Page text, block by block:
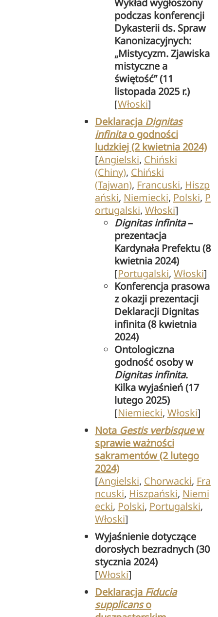
Wykład wygłoszony
podczas konferencji
Dykasterii ds. Spraw
Kanonizacyjnych:
„Mistycyzm. Zjawiska
mistyczne a
świętość” (11
listopada 2025 r.)
[Włoski]
Deklaracja Dignitas
infinitao godności
ludzkiej (2 kwietnia 2024)
[Angielski, Chiński
(Chiny), Chiński
(Tajwan), Francuski, Hiszp
ański, Niemiecki, Polski, P
ortugalski, Włoski]
Dignitas infinita–
prezentacja
Kardynała Prefektu (8
kwietnia 2024)
[Portugalski, Włoski]
Konferencja prasowa
z okazji prezentacji
Deklaracji Dignitas
infinita (8 kwietnia
2024)
Ontologiczna
godność osoby w
Dignitas infinita.
Kilka wyjaśnień (17
lutego 2025)
[Niemiecki, Włoski]
Nota Gestis verbisquew
sprawie ważności
sakramentów (2 lutego
2024)
[Angielski, Chorwacki, Fra
ncuski, Hiszpański, Niemi
ecki, Polski, Portugalski,
Włoski]
Wyjaśnienie dotyczące
dorosłych bezradnych (30
stycznia 2024)
[Włoski]
Deklaracja Fiducia
supplicanso